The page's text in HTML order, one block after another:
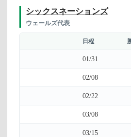
シックスネーションズ
ウェールズ代表
日程
01/31
02/08
02/22
03/08
03/15